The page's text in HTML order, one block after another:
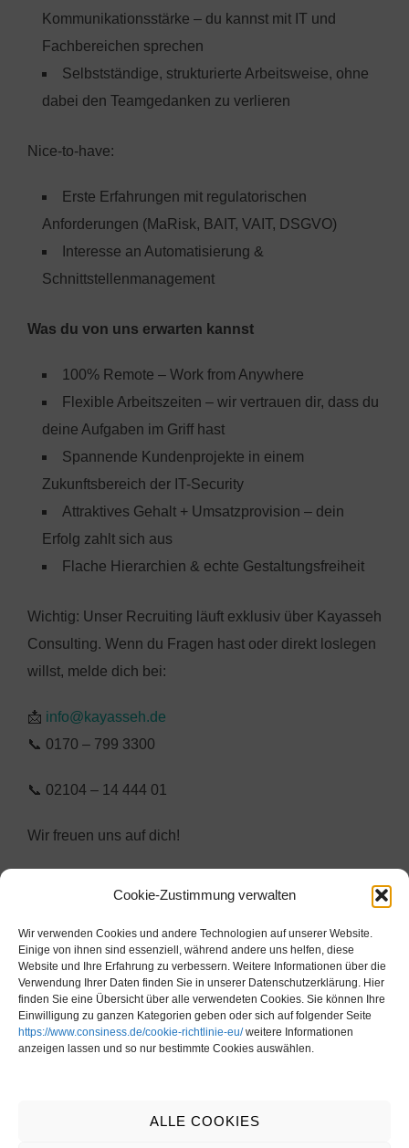
Cookie-Zustimmung verwalten
Wir verwenden Cookies und andere Technologien auf unserer Website.
Einige von ihnen sind essenziell, während andere uns helfen, diese
Website und Ihre Erfahrung zu verbessern. Weitere Informationen über die
Verwendung Ihrer Daten finden Sie in unserer Datenschutzerklärung. Hier
finden Sie eine Übersicht über alle verwendeten Cookies. Sie können Ihre
Einwilligung zu ganzen Kategorien geben oder sich auf folgender Seite
https://www.consiness.de/cookie-richtlinie-eu/weitere Informationen
anzeigen lassen und so nur bestimmte Cookies auswählen.
ALLE COOKIES
Kommunikationsstärke – du kannst mit IT und
Fachbereichen sprechen
Selbstständige, strukturierte Arbeitsweise, ohne
dabei den Teamgedanken zu verlieren
Nice-to-have:
Erste Erfahrungen mit regulatorischen
Anforderungen (MaRisk, BAIT, VAIT, DSGVO)
Interesse an Automatisierung &
Schnittstellenmanagement
Was du von uns erwarten kannst
100% Remote – Work from Anywhere
Flexible Arbeitszeiten – wir vertrauen dir, dass du
deine Aufgaben im Griff hast
Spannende Kundenprojekte in einem
Zukunftsbereich der IT-Security
Attraktives Gehalt + Umsatzprovision – dein
Erfolg zahlt sich aus
Flache Hierarchien & echte Gestaltungsfreiheit
Wichtig: Unser Recruiting läuft exklusiv über Kayasseh
Consulting. Wenn du Fragen hast oder direkt loslegen
willst, melde dich bei:
📩 info@kayasseh.de
📞 0170 – 799 3300
📞 02104 – 14 444 01
Wir freuen uns auf dich!
Impressum
Cookie-Richtlinie (EU)
Datenschutz